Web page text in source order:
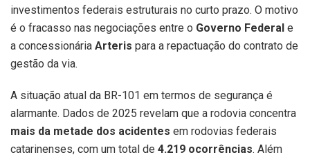
investimentos federais estruturais no curto prazo. O motivo
é o fracasso nas negociações entre o Governo Federal e
a concessionária Arteris para a repactuação do contrato de
gestão da via.
A situação atual da BR-101 em termos de segurança é
alarmante. Dados de 2025 revelam que a rodovia concentra
mais da metade dos acidentes em rodovias federais
catarinenses, com um total de 4.219 ocorrências. Além